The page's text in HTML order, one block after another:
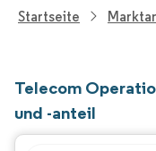
Startseite
Telecom
und -anteil